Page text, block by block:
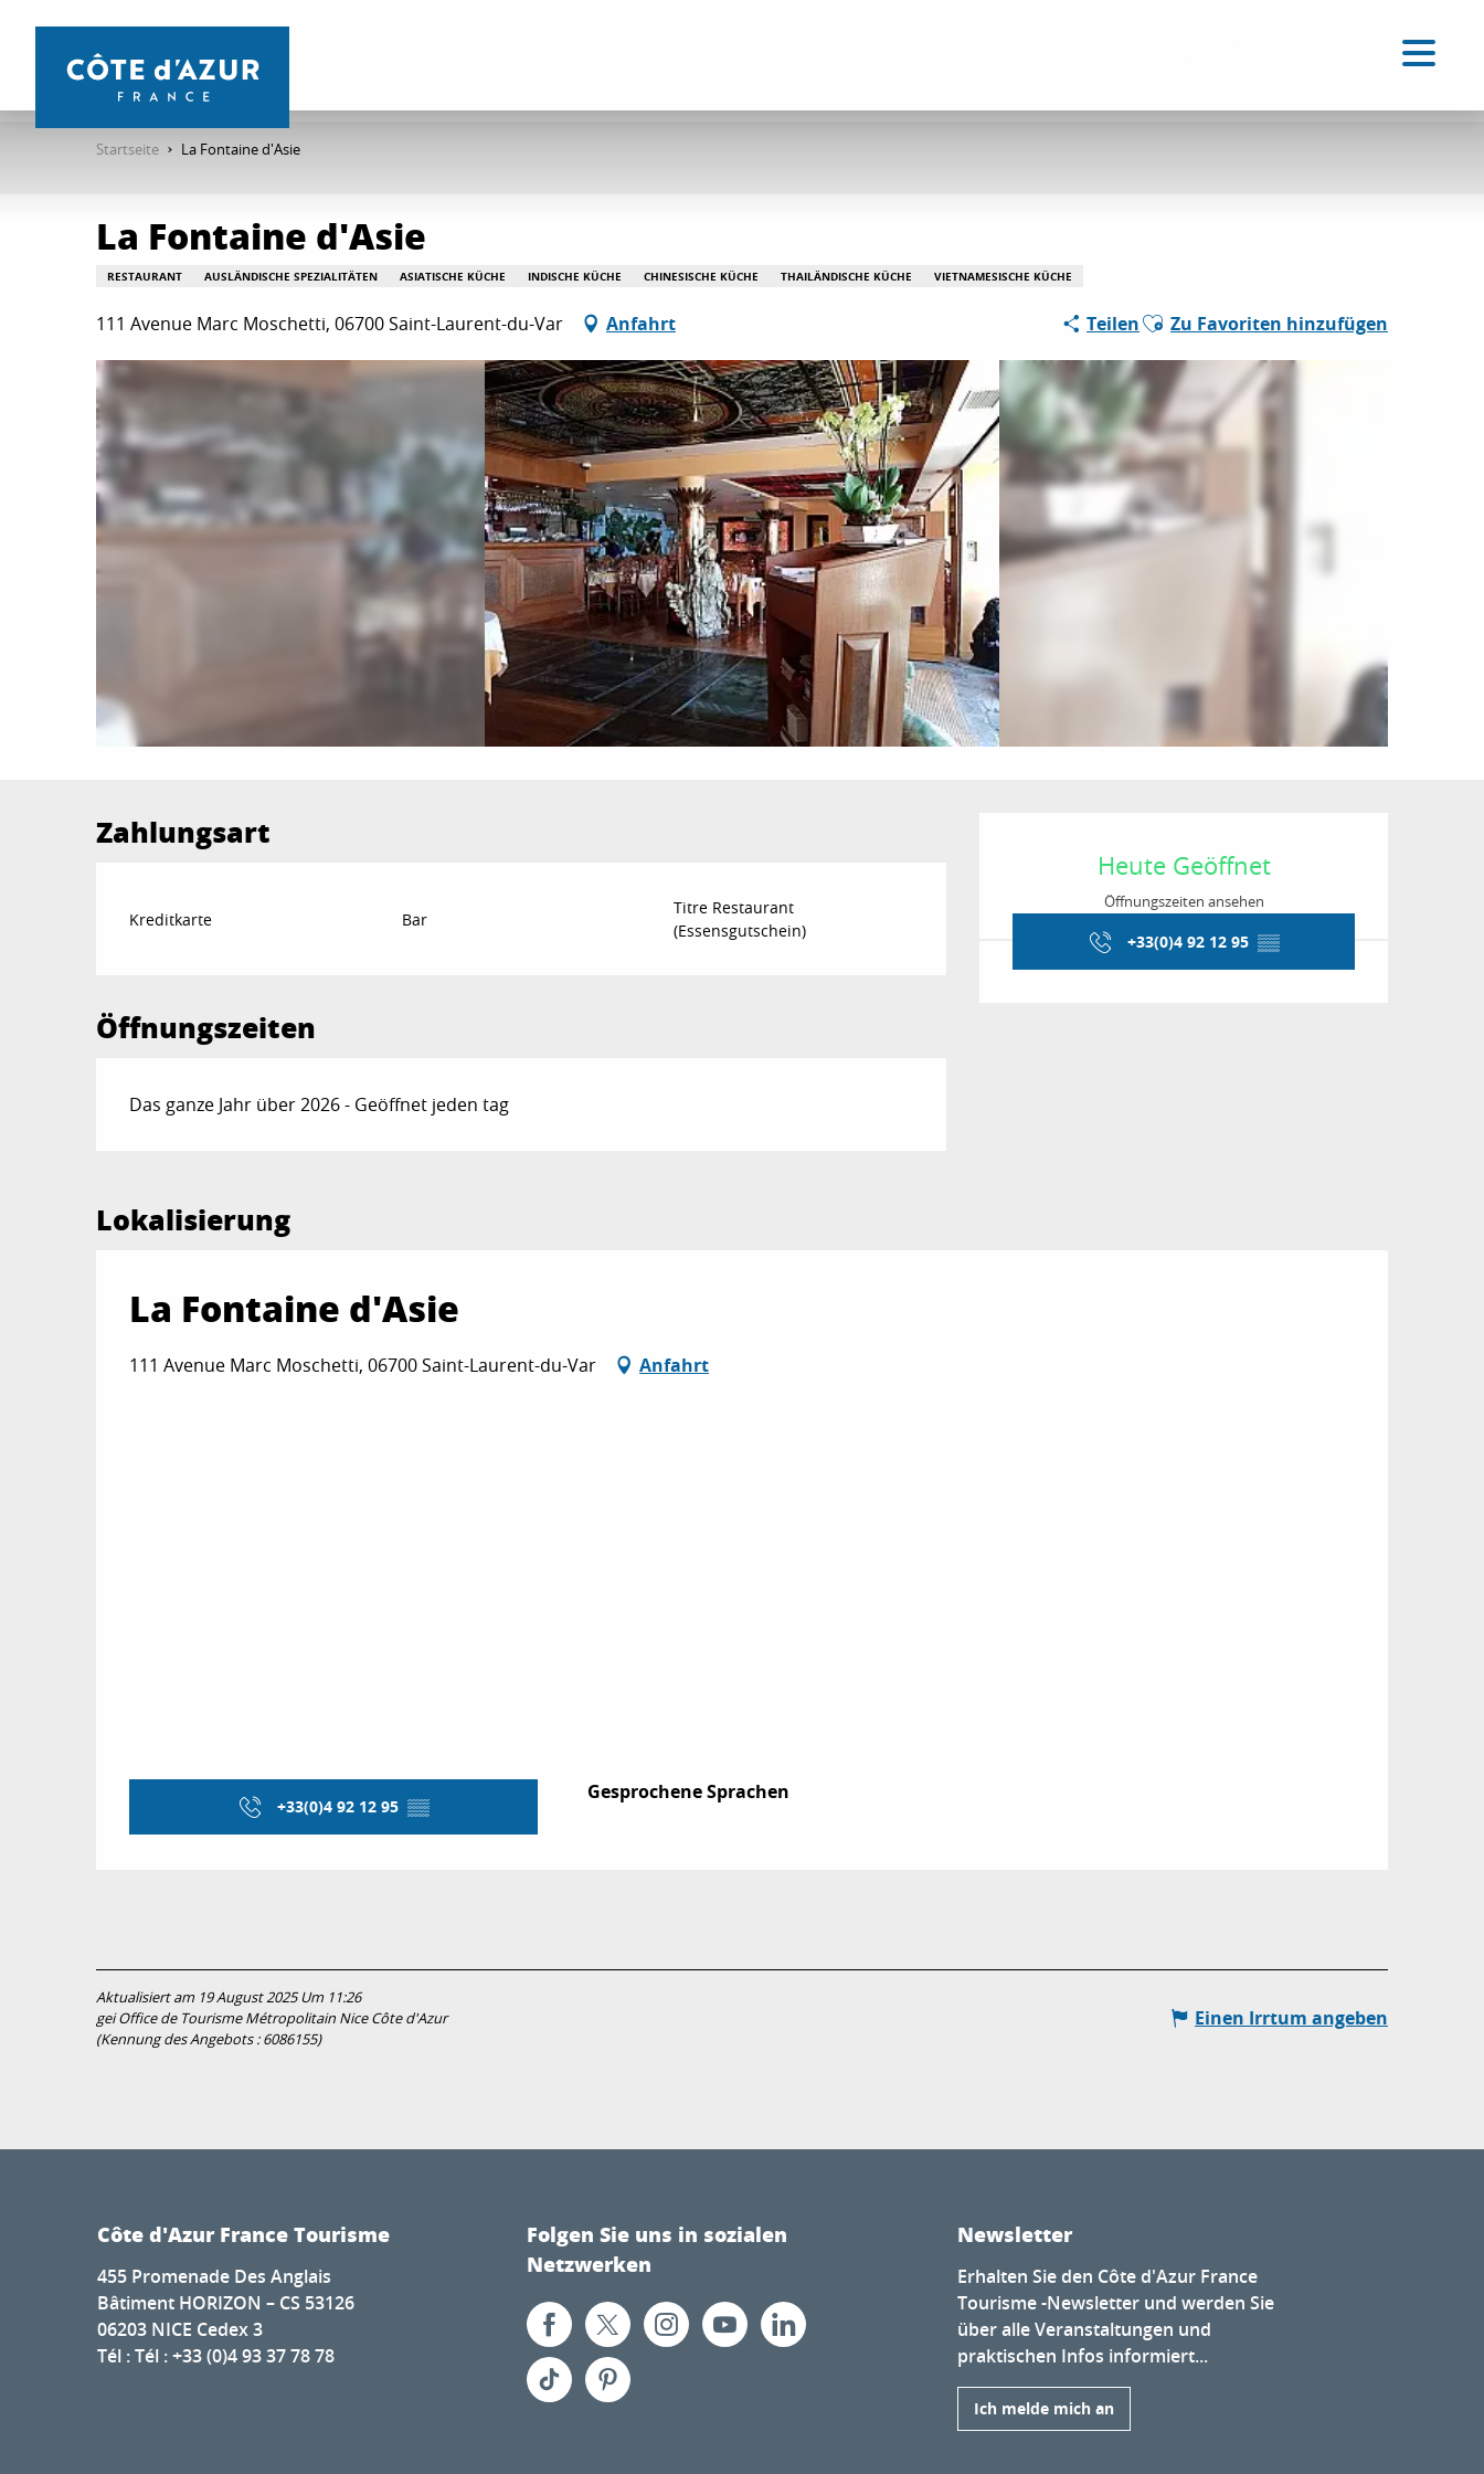
contenu
Startseite La Fontaine d'Asie
La Fontaine d'Asie
RESTAURANT AUSLÄNDISCHE SPEZIALITÄTEN ASIATISCHE KÜCHE INDISCHE KÜCHE CHINESISCHE KÜCHE THAILÄNDISCHE KÜCHE VIETNAMESISCHE KÜCHE
111 Avenue Marc Moschetti, 06700 Saint-Laurent-du-Var Anfahrt TeilenAjouter aux favoris
Zu Favoriten hinzufügen
Öffnungszeiten &
Heute Geöffnet
Öffnungszeiten ansehen
+33(0)4 92 12 95 ▒▒
Zahlungsart
Kreditkarte Bar
Titre Restaurant
(Essensgutschein)
Öffnungszeiten
Das ganze Jahr über 2026 - Geöffnet jeden tag
Lokalisierung
La Fontaine d'Asie
111 Avenue Marc Moschetti, 06700 Saint-Laurent-du-Var Anfahrt
+33(0)4 92 12 95 ▒▒
Gesprochene Sprachen
Gesprochene Sprachen
Aktualisiert am 19 August 2025 Um 11:26
gei Office de Tourisme Métropolitain Nice Côte d'Azur
(Kennung des Angebots :6086155)
Einen Irrtum angeben
Côte d'Azur France Tourisme
455 Promenade Des Anglais
Bâtiment HORIZON – CS 53126
06203 NICE Cedex 3
Tél : Tél : +33 (0)4 93 37 78 78
Folgen Sie uns in sozialen
Netzwerken
Newsletter
Erhalten Sie den Côte d'Azur France
Tourisme -Newsletter und werden Sie
über alle Veranstaltungen und
praktischen Infos informiert...
Ich melde mich an